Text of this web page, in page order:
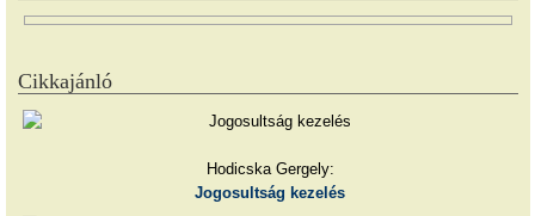
Cikkajánló
Hodicska Gergely:
Jogosultság kezelés